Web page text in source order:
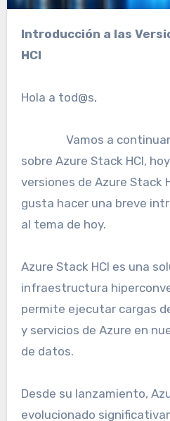
Introducción a las Versiones de Azure Stack
HCI
Hola a tod@s,
Vamos a continuar
sobre Azure Stack HCI,
versiones de Azure Stack
gusta hacer una breve
al tema de hoy.
Azure Stack HCI es una
infraestructura
permite ejecutar cargas
y servicios de Azure en
de datos.
Desde su lanzamiento,
evolucionado